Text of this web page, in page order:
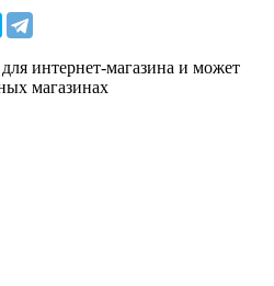
интернет-магазина и может
магазинах